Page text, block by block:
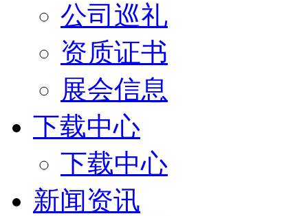
公司巡礼
资质证书
展会信息
下载中心
下载中心
新闻资讯